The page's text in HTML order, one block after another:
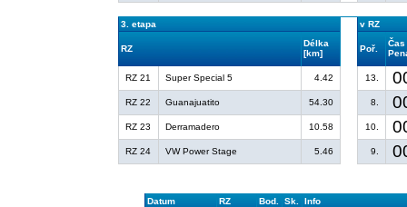
3. etapa v RZ
RZ
Délka
[km]
Poř.
Čas
RZ 21 Super Special 5 4.42 13.
RZ 22 Guanajuatito 54.30 8.
RZ 23 Derramadero 10.58 10.
RZ 24 VW Power Stage 5.46 9.
Datum RZ Bod. Sk. Info